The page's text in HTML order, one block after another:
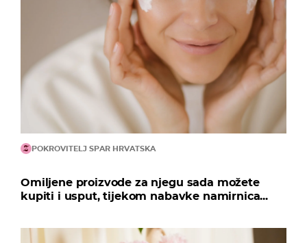
POKROVITELJ SPAR HRVATSKA
Omiljene proizvode za njegu sada možete
kupiti i usput, tijekom nabavke namirnica...